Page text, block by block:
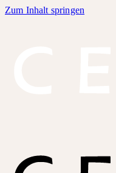
Zum Inhalt springen